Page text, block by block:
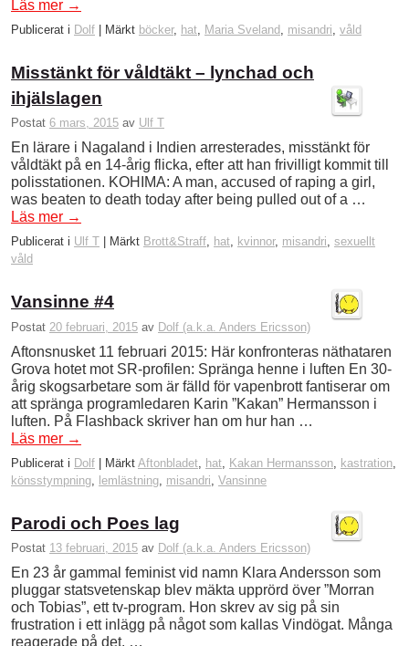
Läs mer →
Publicerat i Dolf Märkt böcker, hat Maria Sveland misandri våld
Misstänkt för våldtäkt – lynchad och
ihjälslagen
Postat 6 mars, 2015 av Ulf T
En lärare i Nagaland i Indien arresterades, misstänkt för
våldtäkt på en 14-årig flicka, efter att han frivilligt kommit till
polisstationen. KOHIMA: A man, accused of raping a girl,
was beaten to death today after being pulled out of a …
Läs mer →
Publicerat i Ulf T Märkt Brott&Straff, hat, kvinnor, misandri, sexuellt
våld
Vansinne #4
Postat 20 februari, 2015 av Dolf (a.k.a. Anders Ericsson)
Aftonsnusket 11 februari 2015: Här konfronteras näthataren
Grova hotet mot SR-profilen: Spränga henne i luften En 30-
årig skogsarbetare som är fälld för vapenbrott fantiserar om
att spränga programledaren Karin ”Kakan” Hermansson i
luften. På Flashback skriver han om hur han …
Läs mer →
Publicerat i Dolf | Märkt Aftonbladet hat Kakan Hermansson kastration
könsstympning lemlästning misandri Vansinne
Parodi och Poes lag
Postat 13 februari, 2015 av Dolf (a.k.a. Anders Ericsson)
En 23 år gammal feminist vid namn Klara Andersson som
pluggar statsvetenskap blev mäkta upprörd över ”Morran
och Tobias”, ett tv-program. Hon skrev av sig på sin
frustration i ett inlägg på något som kallas Vindögat. Många
reagerade på det. …